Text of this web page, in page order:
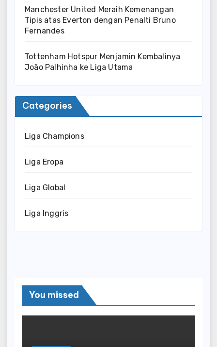
Manchester United Meraih Kemenangan
Tipis atas Everton dengan Penalti Bruno
Fernandes
Tottenham Hotspur Menjamin Kembalinya
João Palhinha ke Liga Utama
Categories
Liga Champions
Liga Eropa
Liga Global
Liga Inggris
You missed